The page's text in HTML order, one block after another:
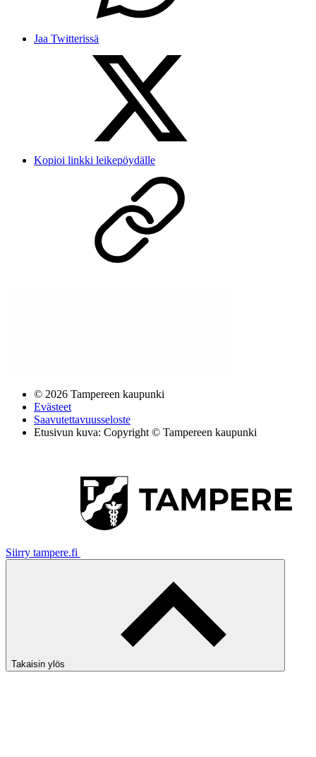
Jaa Twitterissä
Kopioi linkki leikepöydälle
© 2026 Tampereen kaupunki
Evästeet
Saavutettavuusseloste
Etusivun kuva: Copyright © Tampereen kaupunki
Siirry tampere.fi
Takaisin ylös